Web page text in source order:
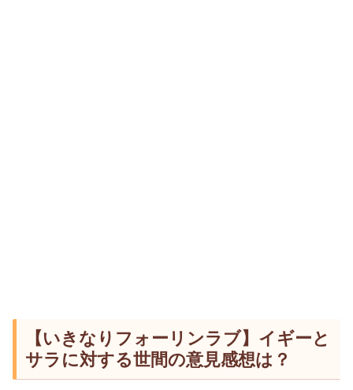
【いきなりフォーリンラブ】イギーと
サラに対する世間の意見感想は？